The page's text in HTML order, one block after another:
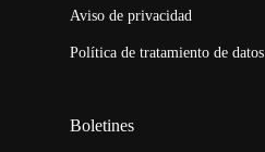
Aviso de privacidad
Política de tratamiento de datos
Boletines